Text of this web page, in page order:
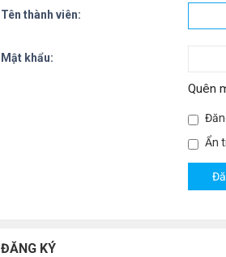
Tên thành viên:
Mật khẩu:
Quên
Ẩn
ĐĂNG KÝ